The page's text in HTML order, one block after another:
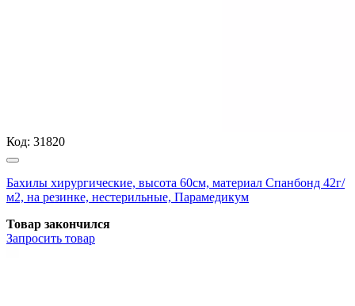
Код: 31820
Бахилы хирургические, высота 60см, материал Спанбонд 42г/
м2, на резинке, нестерильные, Парамедикум
Товар закончился
Запросить товар